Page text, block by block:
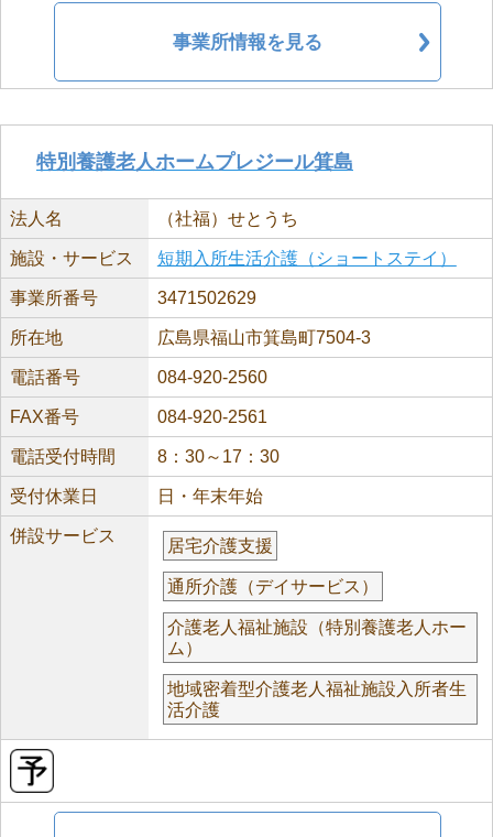
事業所情報を見る
特別養護老人ホームプレジール箕島
法人名 （社福）せとうち
施設・サービス 短期入所生活介護（ショートステイ）
事業所番号 3471502629
所在地 広島県福山市箕島町7504-3
電話番号 084-920-2560
FAX番号 084-920-2561
電話受付時間 8：30～17：30
受付休業日 日・年末年始
併設サービス
居宅介護支援
通所介護（デイサービス）
介護老人福祉施設（特別養護老人ホー
ム）
地域密着型介護老人福祉施設入所者生
活介護